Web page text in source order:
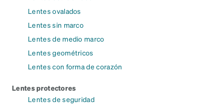
Lentes ovalados
Lentes sin marco
Lentes de medio marco
Lentes geométricos
Lentes con forma de corazón
Lentes protectores
Lentes de seguridad